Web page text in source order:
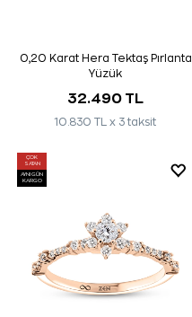
0,20 Karat Hera Tektaş Pırlanta
Yüzük
32.490 TL
10.830 TL x 3 taksit
ÇOK
SATAN
AYNI GÜN
KARGO